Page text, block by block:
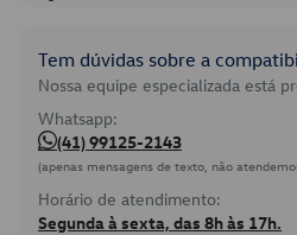
Tem dúvidas sobre a
Nossa equipe especializada está
Whatsapp:
(41) 99125-2143
(apenas mensagens de texto, não
Horário de atendimento:
Segunda à sexta, das 8h às 17h.